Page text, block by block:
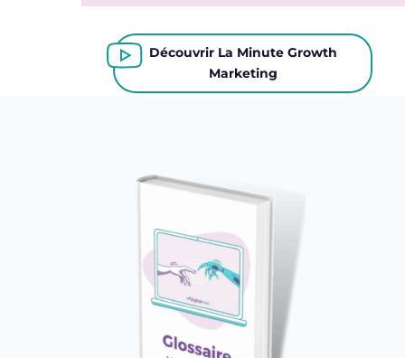
Découvrir La Minute Growth
Marketing